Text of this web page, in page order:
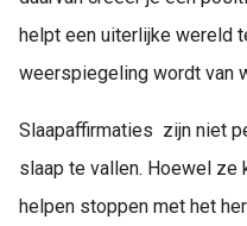
helpt een uiterlijke wereld
weerspiegeling wordt van
Slaapaffirmaties zijn niet
slaap te vallen. Hoewel ze
helpen stoppen met het